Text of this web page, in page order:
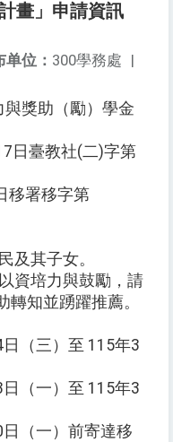
畫」申請資訊
单位： 300學務處 |
獎助（勵）學金
日臺教社(二)字第
移署移字第
及其子女。
資培力與鼓勵，請
知並踴躍推薦。
（三）至 115年3
（一）至 115年3
（一）前寄達移